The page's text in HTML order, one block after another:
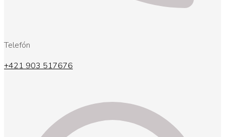
Telefón
+421 903 517676